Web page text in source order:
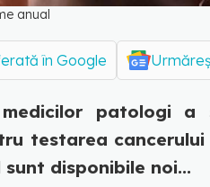
anual
în Google
medicilor patologi
testarea cancerului
disponibile noi...